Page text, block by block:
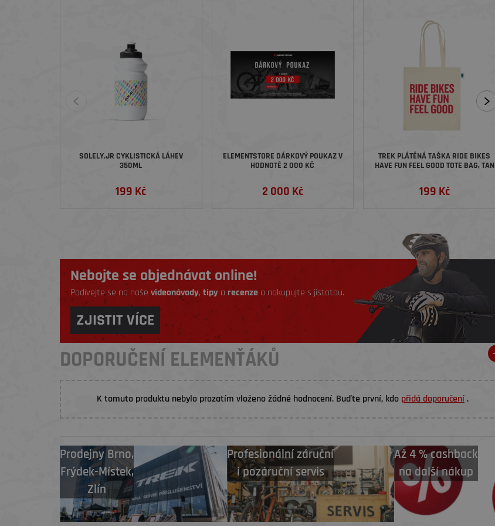
SOLELY.JR CYKLISTICKÁ LÁHEV
350ML
199 Kč
ELEMENTSTORE DÁRKOVÝ POUKAZ V
HODNOTĚ 2 000 KČ
2 000 Kč
TREK PLÁTĚNÁ TAŠKA RIDE BIKES
HAVE FUN FEEL GOOD TOTE BAG, TAN
199 Kč
Nebojte se objednávat online!
Podívejte se na naše videonávody, tipy a recenze a nakupujte s jistotou.
ZJISTIT VÍCE
DOPORUČENÍ ELEMENŤÁKŮ
K tomuto produktu nebylo prozatím vloženo žádné hodnocení. Buďte první, kdo přidá doporučení.
ProdejnyBrno,
Frýdek-Místek,
Zlín
Profesionální záruční
i pozáruční servis
Až 4 % cashback
na další nákup